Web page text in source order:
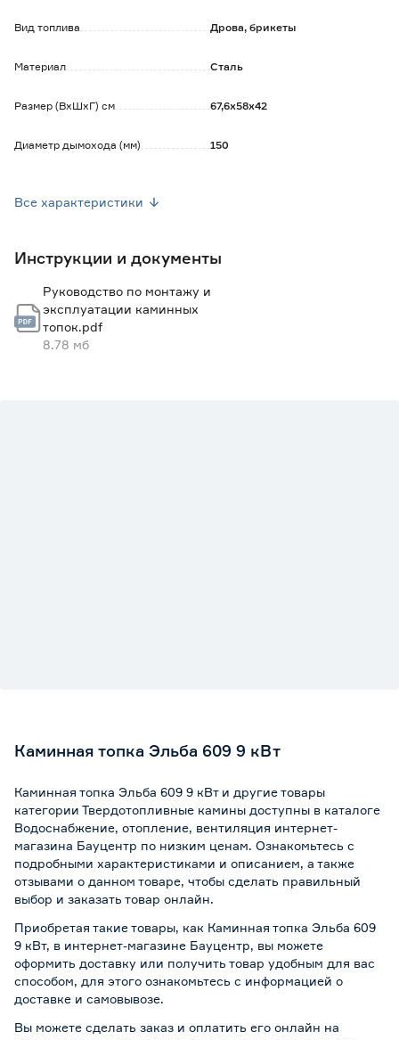
Вид топлива Дрова, брикеты
Материал Сталь
Размер (ВхШхГ) см 67,6х58х42
Диаметр дымохода (мм) 150
Страна производства Россия
Вес брутто (кг)
Марка
Все характеристики
Инструкции и документы
Руководство по монтажу и
эксплуатации каминных
топок.pdf
8.78 мб
Каминная топка Эльба 609 9 кВт
Каминная топка Эльба 609 9 кВт и другие товары
категории Твердотопливные камины доступны в каталоге
Водоснабжение, отопление, вентиляция интернет-
магазина Бауцентр по низким ценам. Ознакомьтесь с
подробными характеристиками и описанием, а также
отзывами о данном товаре, чтобы сделать правильный
выбор и заказать товар онлайн.
Приобретая такие товары, как Каминная топка Эльба 609
9 кВт, в интернет-магазине Бауцентр, вы можете
оформить доставку или получить товар удобным для вас
способом, для этого ознакомьтесь с информацией о
доставке и самовывозе.
Вы можете сделать заказ и оплатить его онлайн на